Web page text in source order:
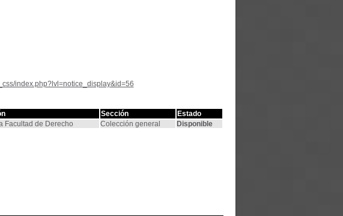
index.php?lvl=notice_display&id=56
Sección
Estado
Facultad de Derecho Colección general Disponible